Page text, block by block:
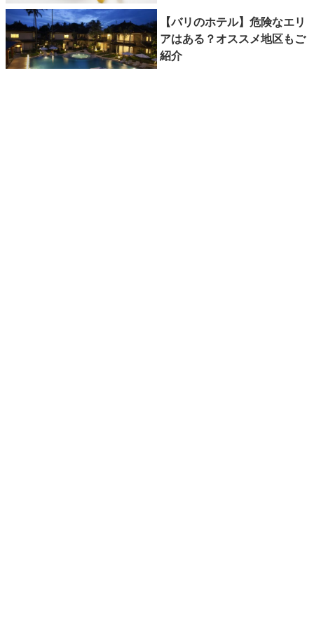
【バリのホテル】危険なエリ
アはある？オススメ地区もご
紹介